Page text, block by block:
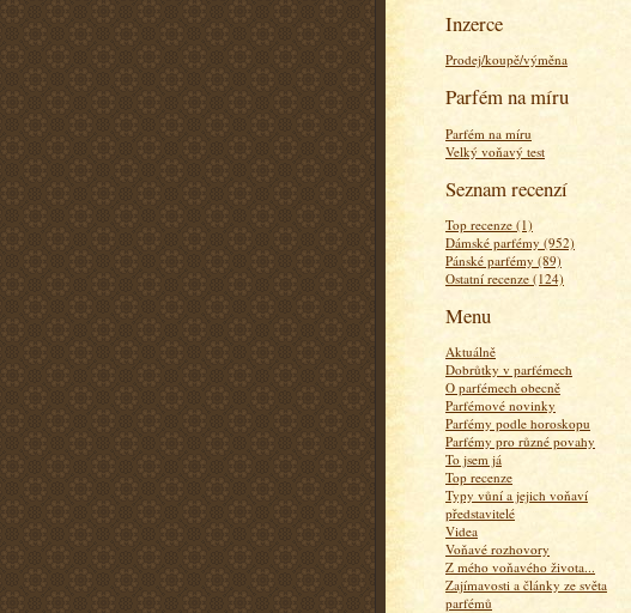
Inzerce
Prodej/koupě/výměna
Parfém na míru
Parfém na míru
Velký voňavý test
Seznam recenzí
Top recenze (1)
Dámské parfémy (952)
Pánské parfémy (89)
Ostatní recenze (124)
Menu
Aktuálně
Dobrůtky v parfémech
O parfémech obecně
Parfémové novinky
Parfémy podle horoskopu
Parfémy pro různé povahy
To jsem já
Top recenze
Typy vůní a jejich voňaví
představitelé
Videa
Voňavé rozhovory
Z mého voňavého života...
Zajímavosti a články ze světa
parfémů